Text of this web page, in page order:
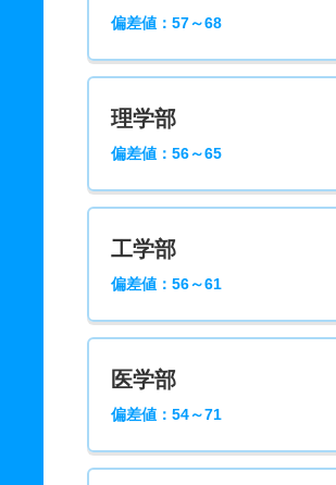
偏差値：57～68
理学部
偏差値：56～65
工学部
偏差値：56～61
医学部
偏差値：54～71